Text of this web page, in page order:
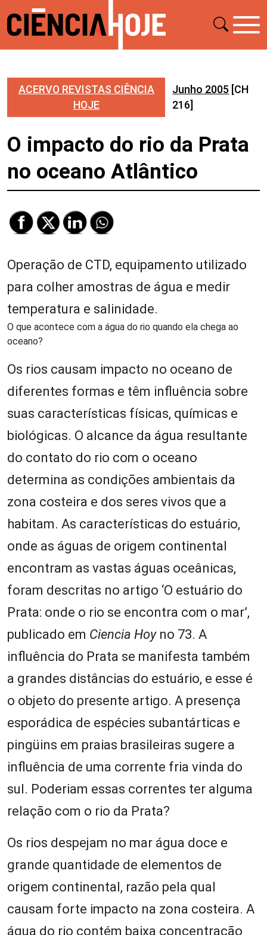
ACERVO REVISTAS CIÊNCIA
HOJE
Junho 2005 [CH
216]
O impacto do rio da Prata
no oceano Atlântico
Operação de CTD, equipamento utilizado
para colher amostras de água e medir
temperatura e salinidade.
O que acontece com a água do rio quando ela chega ao
oceano?
Os rios causam impacto no oceano de
diferentes formas e têm influência sobre
suas características físicas, químicas e
biológicas. O alcance da água resultante
do contato do rio com o oceano
determina as condições ambientais da
zona costeira e dos seres vivos que a
habitam. As características do estuário,
onde as águas de origem continental
encontram as vastas águas oceânicas,
foram descritas no artigo ‘O estuário do
Prata: onde o rio se encontra com o mar’,
publicado em Ciencia Hoy no 73. A
influência do Prata se manifesta também
a grandes distâncias do estuário, e esse é
o objeto do presente artigo. A presença
esporádica de espécies subantárticas e
pingüins em praias brasileiras sugere a
influência de uma corrente fria vinda do
sul. Poderiam essas correntes ter alguma
relação com o rio da Prata?
Os rios despejam no mar água doce e
grande quantidade de elementos de
origem continental, razão pela qual
causam forte impacto na zona costeira. A
água do rio contém baixa concentração